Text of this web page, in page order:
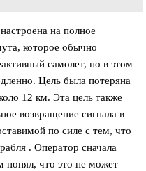
на полное
которое обычно
самолет, но в этом
Цель была потеряна
12 км. Эта цель также
возвращение сигнала в
по силе с тем, что
. Оператор сначала
понял, что это не может